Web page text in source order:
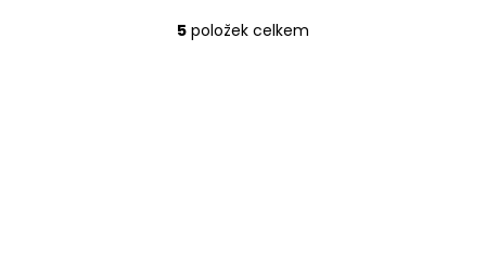
O
5 položek celkem